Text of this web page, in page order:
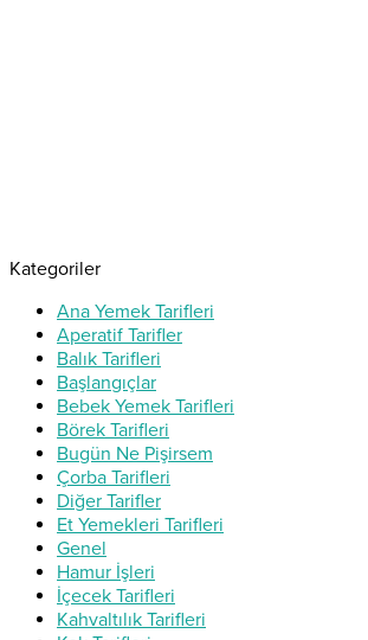
Kategoriler
Ana Yemek Tarifleri
Aperatif Tarifler
Balık Tarifleri
Başlangıçlar
Bebek Yemek Tarifleri
Börek Tarifleri
Bugün Ne Pişirsem
Çorba Tarifleri
Diğer Tarifler
Et Yemekleri Tarifleri
Genel
Hamur İşleri
İçecek Tarifleri
Kahvaltılık Tarifleri